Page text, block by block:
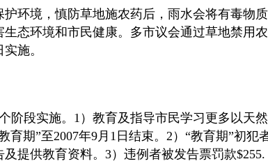
日
期
护环境，慎防草地施农药后，雨水会将有毒物
生态环境和市民健康。多市议会通过草地禁用
实施。
阶段实施。 1）教育及指导市民学习更多以天
育期”至2007年9月 1日结束。 2）“教育期”初犯
提供教育资料。 3）违例者被发告票罚款$255.